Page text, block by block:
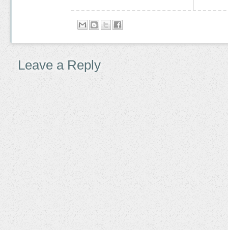
Leave a Reply